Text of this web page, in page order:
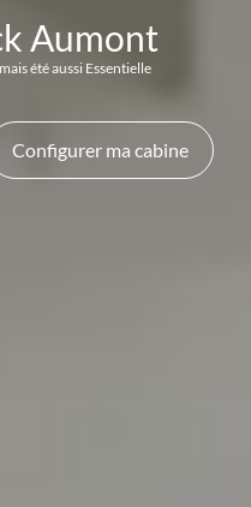
Aumont
été aussi Essentielle
Configurer ma cabine